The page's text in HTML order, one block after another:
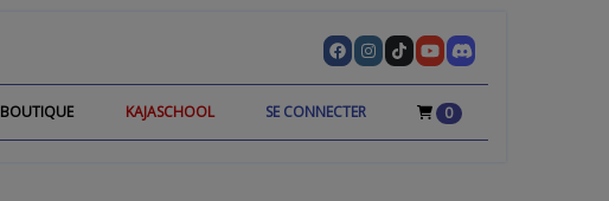
0
SE CONNECTER
KAJASCHOOL
BOUTIQUE